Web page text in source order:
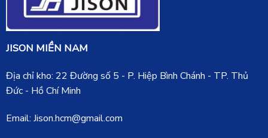
JISON MIỀN NAM
Địa chỉ kho: 22 Đường số 5 - P. Hiệp Bình Chánh - TP. Thủ
Đức - Hồ Chí Minh
Email: Jison.hcm@gmail.com